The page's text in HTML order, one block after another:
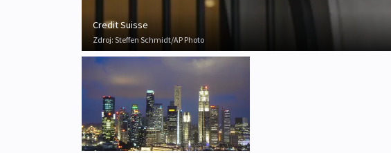
Credit Suisse
Zdroj: Steffen Schmidt/AP Photo